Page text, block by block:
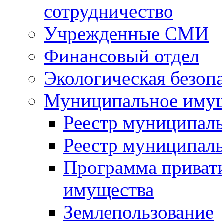
сотрудничество
Учрежденные СМИ
Финансовый отдел
Экологическая
Муниципальное
Реестр
Реестр
Программа
имущества
Землепользование